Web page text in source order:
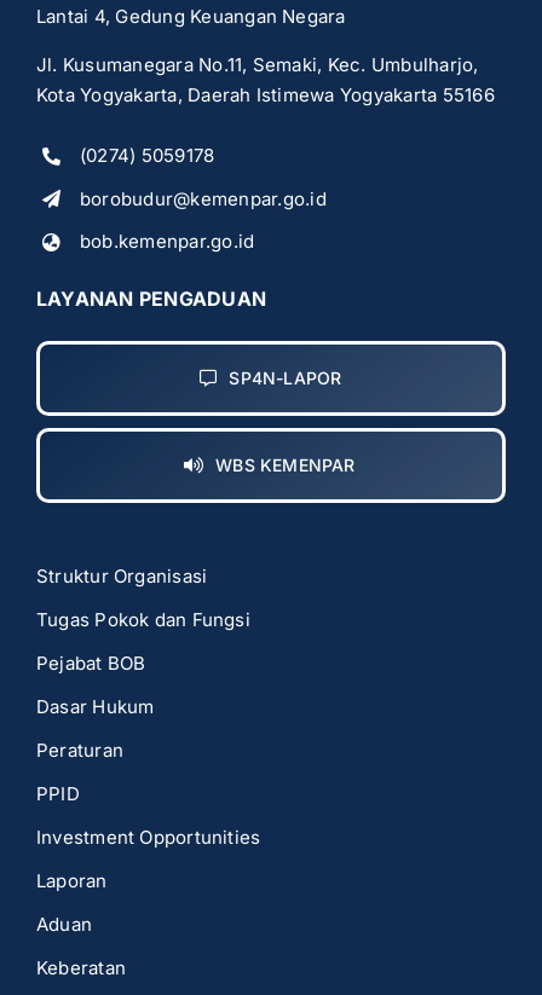
Lantai 4, Gedung Keuangan Negara
Jl. Kusumanegara No.11, Semaki, Kec. Umbulharjo,
Kota Yogyakarta, Daerah Istimewa Yogyakarta 55166
(0274) 5059178
borobudur@kemenpar.go.id
bob.kemenpar.go.id
LAYANAN PENGADUAN
SP4N-LAPOR
WBS KEMENPAR
Struktur Organisasi
Tugas Pokok dan Fungsi
Pejabat BOB
Dasar Hukum
Peraturan
PPID
Investment Opportunities
Laporan
Aduan
Keberatan